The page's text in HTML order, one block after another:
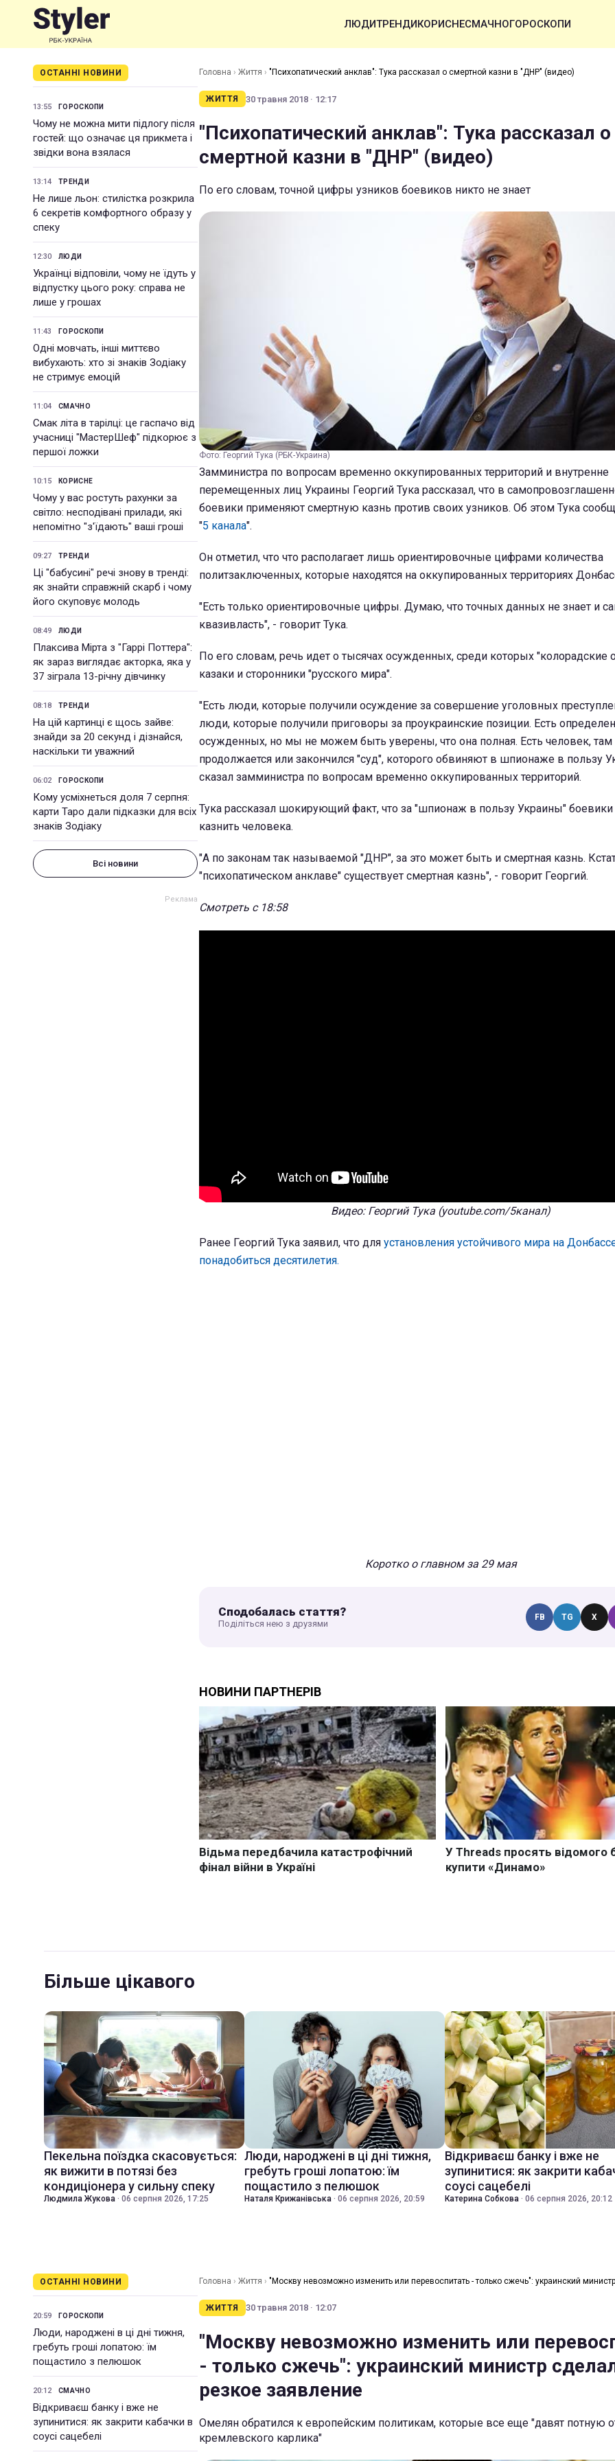
ЛЮДИТРЕНДИКОРИСНЕСМАЧНОГОРОСКОПИ
ОСТАННІ НОВИНИ
13:55 ГОРОСКОПИ
Чому не можна мити підлогу після
гостей: що означає ця прикмета і
звідки вона взялася
13:14 ТРЕНДИ
Не лише льон: стилістка розкрила
6 секретів комфортного образу у
спеку
12:30 ЛЮДИ
Українці відповіли, чому не їдуть у
відпустку цього року: справа не
лише у грошах
11:43 ГОРОСКОПИ
Одні мовчать, інші миттєво
вибухають: хто зі знаків Зодіаку
не стримує емоцій
11:04 СМАЧНО
Смак літа в тарілці: це гаспачо від
учасниці "МастерШеф" підкорює з
першої ложки
10:15 КОРИСНЕ
Чому у вас ростуть рахунки за
світло: несподівані прилади, які
непомітно "з'їдають" ваші гроші
09:27 ТРЕНДИ
Ці "бабусині" речі знову в тренді:
як знайти справжній скарб і чому
його скуповує молодь
08:49 ЛЮДИ
Плаксива Мірта з "Гаррі Поттера":
як зараз виглядає акторка, яка у
37 зіграла 13-річну дівчинку
08:18 ТРЕНДИ
На цій картинці є щось зайве:
знайди за 20 секунд і дізнайся,
наскільки ти уважний
06:02 ГОРОСКОПИ
Кому усміхнеться доля 7 серпня:
карти Таро дали підказки для всіх
знаків Зодіаку
Всі новини
Головна › Життя › "Психопатический анклав": Тука рассказал о смертной казни в "ДНР" (видео)
ЖИТТЯ 30 травня 2018 · 12:17
"Психопатический анклав": Тука рассказал о
смертной казни в "ДНР" (видео)
По его словам, точной цифры узников боевиков никто не знает
Фото: Георгий Тука (РБК-Украина)
Замминистра по вопросам временно оккупированных территорий и внутренне
перемещенных лиц Украины Георгий Тука рассказал, что в
боевики применяют смертную казнь против своих узников. Об этом Тука
"5 канала".
Он отметил, что что располагает лишь ориентировочные цифрами количества
политзаключенных, которые находятся на оккупированных территориях
"Есть только ориентировочные цифры. Думаю, что точных данных не знает и
квазивласть", - говорит Тука.
По его словам, речь идет о тысячах осужденных, среди которых "колорадские
казаки и сторонники "русского мира".
"Есть люди, которые получили осуждение за совершение уголовных
люди, которые получили приговоры за проукраинские позиции. Есть
осужденных, но мы не можем быть уверены, что она полная. Есть человек,
продолжается или закончился "суд", которого обвиняют в шпионаже в пользу
сказал замминистра по вопросам временно оккупированных территорий.
Тука рассказал шокирующий факт, что за "шпионаж в пользу Украины" боевики
казнить человека.
"А по законам так называемой "ДНР", за это может быть и смертная казнь.
"психопатическом анклаве" существует смертная казнь", - говорит Георгий.
Смотреть с 18:58
Видео: Георгий Тука (youtube.com/5канал)
Ранее Георгий Тука заявил, что для установления устойчивого мира на
понадобиться десятилетия.
Коротко о главном за 29 мая
Сподобалась стаття?
Поділіться нею з друзями
FB TG X
Більше цікавого
Пекельна поїздка скасовується:
як вижити в потязі без
кондиціонера у сильну спеку
Людмила Жукова · 06 серпня 2026, 17:25
Люди, народжені в ці дні тижня,
гребуть гроші лопатою: їм
пощастило з пелюшок
Наталя Крижанівська · 06 серпня 2026, 20:59
Відкриваєш банку і вже не
зупинитися: як закрити
соусі сацебелі
Катерина Собкова · 06 серпня 2026, 20:12
ОСТАННІ НОВИНИ
20:59 ГОРОСКОПИ
Люди, народжені в ці дні тижня,
гребуть гроші лопатою: їм
пощастило з пелюшок
20:12 СМАЧНО
Відкриваєш банку і вже не
зупинитися: як закрити кабачки в
соусі сацебелі
Головна › Життя › "Москву невозможно изменить или перевоспитать - только сжечь": украинский
ЖИТТЯ
30 травня 2018 · 12:07
"Москву невозможно изменить или
- только сжечь": украинский министр
резкое заявление
Омелян обратился к европейским политикам, которые все еще "давят потную
кремлевского карлика"